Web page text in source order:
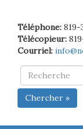
Téléphone: 819-
Télécopieur:
Courriel:
Chercher »